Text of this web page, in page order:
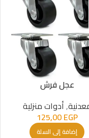
عجل فرش
,أدوات منزلية
125,00EGP
إضافة إلى السلة